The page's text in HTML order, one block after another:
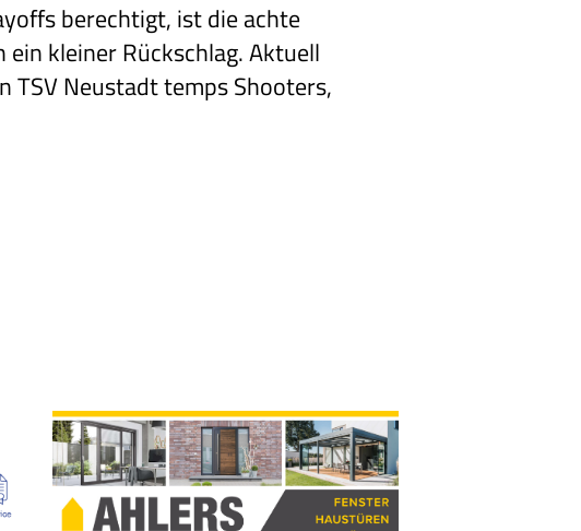
berechtigt, ist die achte
kleiner Rückschlag. Aktuell
TSV Neustadt temps Shooters,